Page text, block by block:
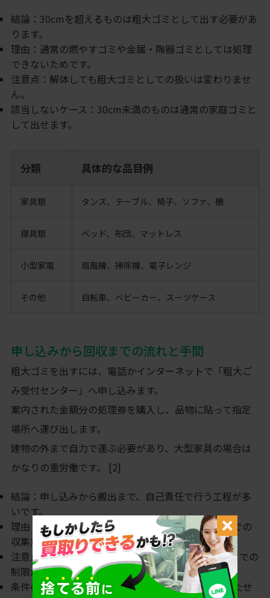
結論：30cmを超えるものは粗大ゴミとして出す必要があ
ります。
理由：通常の燃やすゴミや金属・陶器ゴミとしては処理
できないためです。
注意点：解体しても粗大ゴミとしての扱いは変わりませ
ん。
該当しないケース：30cm未満のものは通常の家庭ゴミと
して出せます。
分類 具体的な品目例
家具類 タンス、テーブル、椅子、ソファ、棚
寝具類 ベッド、布団、マットレス
小型家電 扇風機、掃除機、電子レンジ
その他 自転車、ベビーカー、スーツケース
申し込みから回収までの流れと手間
粗大ゴミを出すには、電話かインターネットで「粗大ご
み受付センター」へ申し込みます。
案内された金額分の処理券を購入し、品物に貼って指定
場所へ運び出します。
建物の外まで自力で運ぶ必要があり、大型家具の場合は
かなりの重労働です。 [2]
結論：申し込みから搬出まで、自己責任で行う工程が多
いです。
理由：自治体の回収は戸別訪問ではなく、指定場所での
収集だからです。
注意点：インターネット申し込みは1回につき10個までの
制限があります。
条件の違い：65歳以上の高齢者世帯など、条件を満たせ